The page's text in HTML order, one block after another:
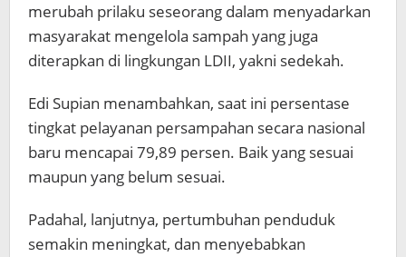
merubah prilaku seseorang dalam menyadarkan
masyarakat mengelola sampah yang juga
diterapkan di lingkungan LDII, yakni sedekah.
Edi Supian menambahkan, saat ini persentase
tingkat pelayanan persampahan secara nasional
baru mencapai 79,89 persen. Baik yang sesuai
maupun yang belum sesuai.
Padahal, lanjutnya, pertumbuhan penduduk
semakin meningkat, dan menyebabkan